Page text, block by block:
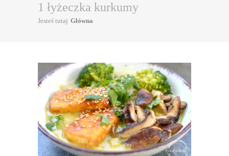
1 łyżeczka kurkumy
Jesteś tutaj Główna